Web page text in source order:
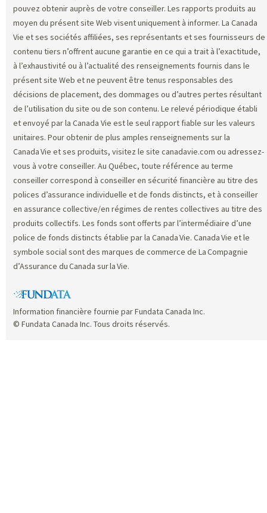
pouvez obtenir auprès de votre conseiller. Les rapports produits au
moyen du présent site Web visent uniquement à informer. La Canada
Vie et ses sociétés affiliées, ses représentants et ses fournisseurs de
contenu tiers n’offrent aucune garantie en ce qui a trait à l’exactitude,
à l’exhaustivité ou à l’actualité des renseignements fournis dans le
présent site Web et ne peuvent être tenus responsables des
décisions de placement, des dommages ou d’autres pertes résultant
de l’utilisation du site ou de son contenu. Le relevé périodique établi
et envoyé par la Canada Vie est le seul rapport fiable sur les valeurs
unitaires. Pour obtenir de plus amples renseignements sur la
Canada Vie et ses produits, visitez le site canadavie.com ou adressez-
vous à votre conseiller. Au Québec, toute référence au terme
conseiller correspond à conseiller en sécurité financière au titre des
polices d’assurance individuelle et de fonds distincts, et à conseiller
en assurance collective/en régimes de rentes collectives au titre des
produits collectifs. Les fonds sont offerts par l’intermédiaire d’une
police de fonds distincts établie par la Canada Vie. Canada Vie et le
symbole social sont des marques de commerce de La Compagnie
d’Assurance du Canada sur la Vie.
Information financière fournie par Fundata Canada Inc.
© Fundata Canada Inc. Tous droits réservés.